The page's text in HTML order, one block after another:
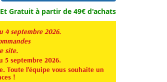
Gratuit à partir de 49€ d'achats
4 septembre 2026.
site.
5 septembre 2026.
Toute l'équipe vous souhaite un
!